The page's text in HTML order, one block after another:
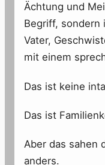
Ächtung und
Begriff, sondern
Vater,
mit einem
Das ist keine
Das ist
Aber das sahen
anders.